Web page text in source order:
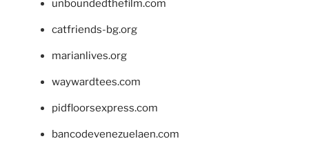
unboundedthefilm.com
catfriends-bg.org
marianlives.org
waywardtees.com
pidfloorsexpress.com
bancodevenezuelaen.com